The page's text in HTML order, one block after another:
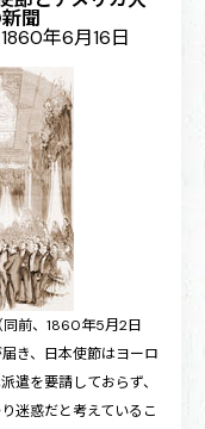
聞
年6月16日
同前、1860年5月2日
き、日本使節はヨーロ
遣を要請しておらず、
迷惑だと考えているこ